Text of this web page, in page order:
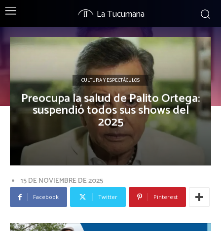
La Tucumana
CULTURA Y ESPECTÁCULOS
Preocupa la salud de Palito Ortega:
suspendió todos sus shows del
2025
15 DE NOVIEMBRE DE 2025
Facebook Twitter Pinterest